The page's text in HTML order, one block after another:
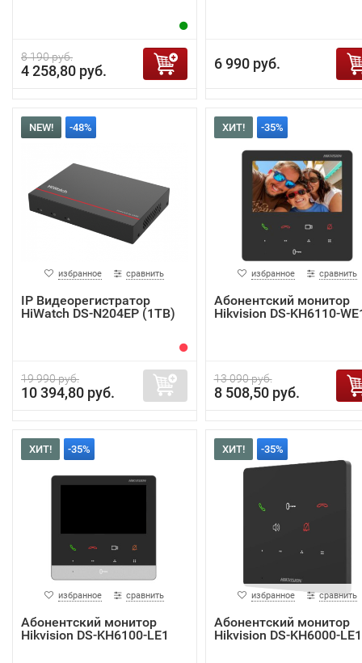
8 190 руб.
4 258,80 руб. 6 990 руб.
NEW! -48%
избранное сравнить
IP Видеорегистратор
HiWatch DS-N204EP (1TB)
19 990 руб.
10 394,80 руб.
ХИТ! -35%
избранное сравнить
Абонентский монитор
Hikvision DS-KH6110-
13 090 руб.
8 508,50 руб.
ХИТ! -35%
избранное сравнить
Абонентский монитор
Hikvision DS-KH6100-LE1
ХИТ! -35%
избранное сравнить
Абонентский монитор
Hikvision DS-KH6000-LE1